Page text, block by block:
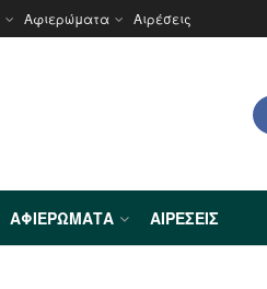
Αφιερώματα Αιρέσεις
ΑΦΙΕΡΏΜΑΤΑ ΑΙΡΈΣΕΙΣ